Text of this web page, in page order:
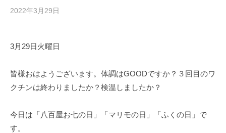
2022年3月29日
a
s
y
メ
ン
3月29日火曜日
皆様おはようございます。体調はGOODですか？３回目のワ
クチンは終わりましたか？検温しましたか？
今日は「八百屋お七の日」「マリモの日」「ふくの日」で
す。